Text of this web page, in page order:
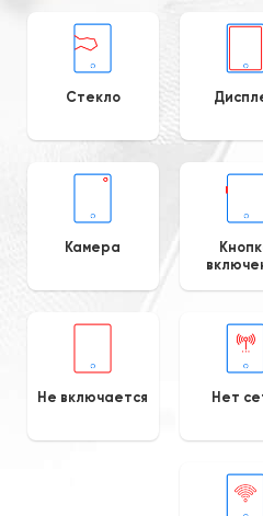
Стекло
Камера
Не включается Нет